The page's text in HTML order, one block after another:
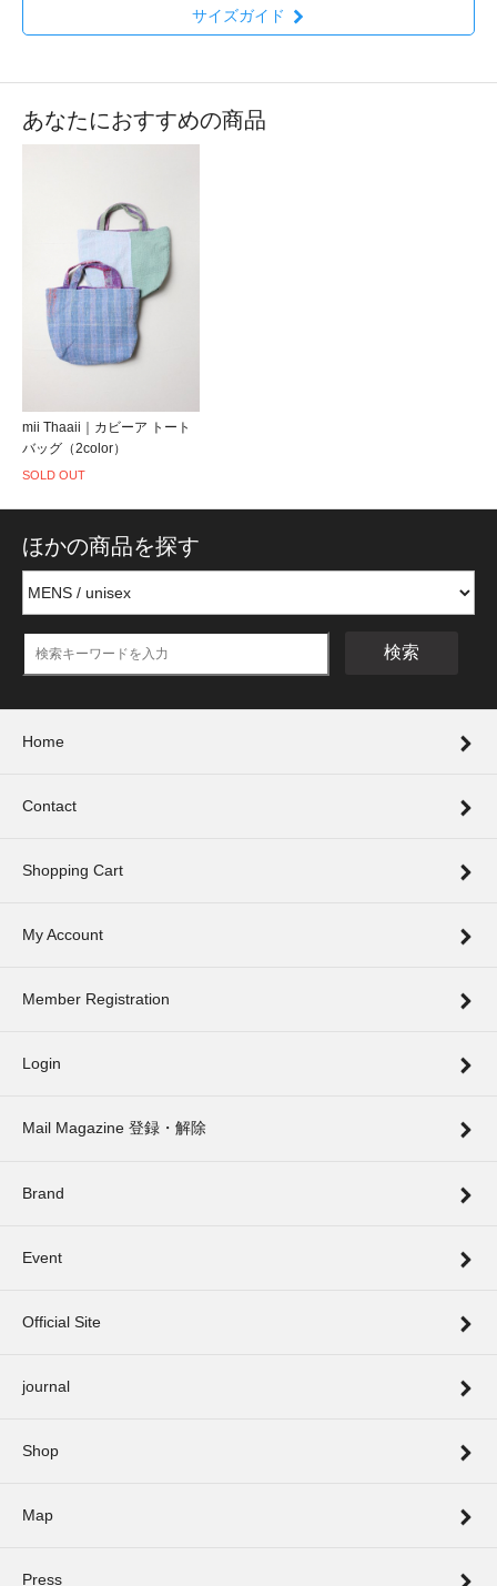
サイズガイド
あなたにおすすめの商品
mii Thaaii｜カビーア トート
バッグ（2color）
SOLD OUT
ほかの商品を探す
検索
Home
Contact
Shopping Cart
My Account
Member Registration
Login
Mail Magazine 登録・解除
Brand
Event
Official Site
journal
Shop
Map
Press